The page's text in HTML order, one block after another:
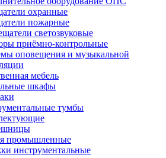
охранные
пожарные
светозвуковые
приёмно-контрольные
оповещения и музыкальной
мебель
шкафы
тумбы
промышленные
инструментальные